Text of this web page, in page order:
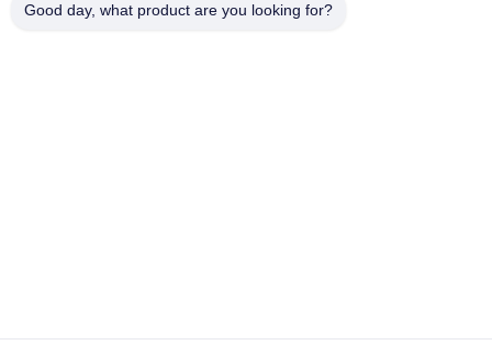
Good day, what product are you looking for?